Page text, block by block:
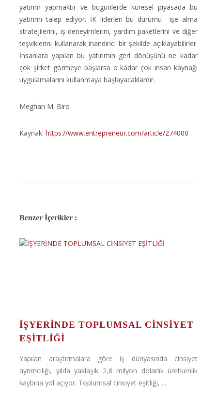
yatırım yapmaktır ve bugünlerde küresel piyasada bu
yatırımı talep ediyor. İK liderleri bu durumu işe alma
stratejilerini, iş deneyimlerini, yardım paketlerini ve diğer
teşviklerini kullanarak inandırıcı bir şekilde açıklayabilirler.
İnsanlara yapılan bu yatırımın geri dönüşünü ne kadar
çok şirket görmeye başlarsa o kadar çok insan kaynağı
uygulamalarını kullanmaya başlayacaklardır.
Meghan M. Biro
Kaynak: https://www.entrepreneur.com/article/274000
Benzer İçerikler :
İŞYERİNDE TOPLUMSAL CİNSİYET
EŞİTLİĞİ
Yapılan araştırmalara göre iş dünyasında cinsiyet
ayrımcılığı, yılda yaklaşık 2,8 milyon dolarlık üretkenlik
kaybına yol açıyor. Toplumsal cinsiyet eşitliği, ...